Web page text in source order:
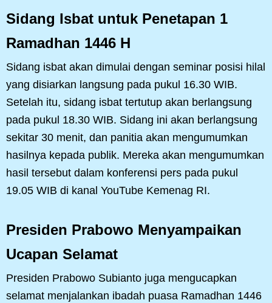
Sidang Isbat untuk Penetapan 1
Ramadhan 1446 H
Sidang isbat akan dimulai dengan seminar posisi hilal
yang disiarkan langsung pada pukul 16.30 WIB.
Setelah itu, sidang isbat tertutup akan berlangsung
pada pukul 18.30 WIB. Sidang ini akan berlangsung
sekitar 30 menit, dan panitia akan mengumumkan
hasilnya kepada publik. Mereka akan mengumumkan
hasil tersebut dalam konferensi pers pada pukul
19.05 WIB di kanal YouTube Kemenag RI.
Presiden Prabowo Menyampaikan
Ucapan Selamat
Presiden Prabowo Subianto juga mengucapkan
selamat menjalankan ibadah puasa Ramadhan 1446